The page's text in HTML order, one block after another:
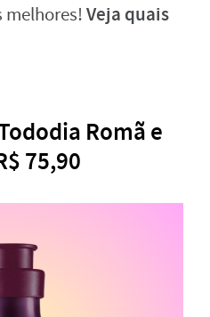
melhores!Veja quais
Romã e
75,90